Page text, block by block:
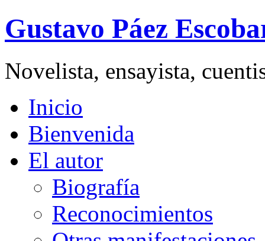
Gustavo Páez
Novelista, ensayista,
Inicio
Bienvenida
El autor
Biografía
Reconocimientos